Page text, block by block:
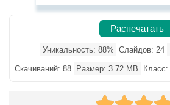
Распечатать
Уникальность: 88% Слайдов: 24
Скачиваний: 88 Размер: 3.72 MB Класс: